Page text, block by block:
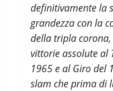
definitivamente la
grandezza con la
della tripla
vittorie assolute al
1965 e al Giro del
slam che prima di